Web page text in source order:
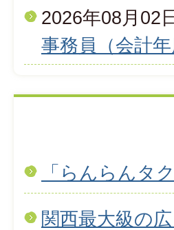
2026年08月02
事務員（会計
「らんらんタ
関西最大級の